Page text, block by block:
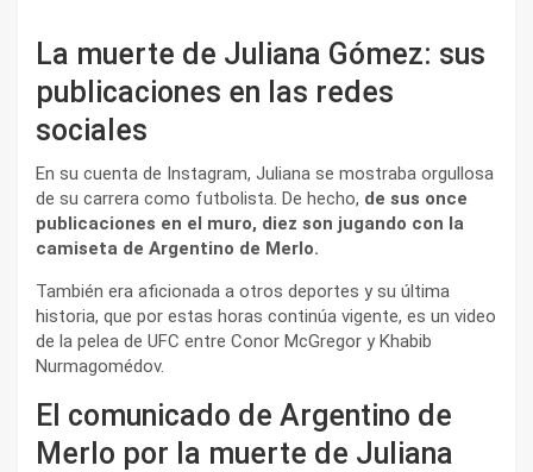
La muerte de Juliana Gómez: sus
publicaciones en las redes
sociales
En su cuenta de Instagram, Juliana se mostraba orgullosa
de su carrera como futbolista. De hecho, de sus once
publicaciones en el muro, diez son jugando con la
camiseta de Argentino de Merlo.
También era aficionada a otros deportes y su última
historia, que por estas horas continúa vigente, es un video
de la pelea de UFC entre Conor McGregor y Khabib
Nurmagomédov.
El comunicado de Argentino de
Merlo por la muerte de Juliana